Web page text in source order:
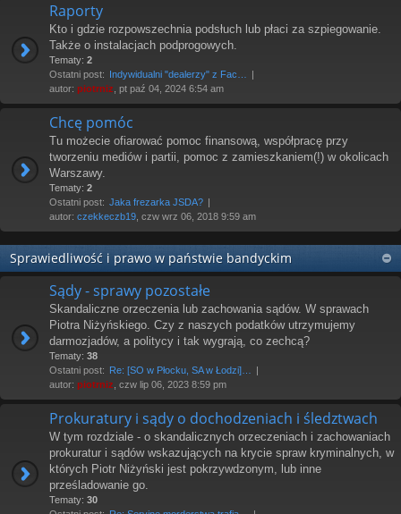
Raporty
Kto i gdzie rozpowszechnia podsłuch lub płaci za szpiegowanie.
Także o instalacjach podprogowych.
Tematy: 2
Ostatni post: Indywidualni "dealerzy" z Fac…
autor: piotrniz , pt paź 04, 2024 6:54 am
Chcę pomóc
Tu możecie ofiarować pomoc finansową, współpracę przy
tworzeniu mediów i partii, pomoc z zamieszkaniem(!) w okolicach
Warszawy.
Tematy: 2
Ostatni post: Jaka frezarka JSDA?
autor: czekkeczb19 , czw wrz 06, 2018 9:59 am
Sprawiedliwość i prawo w państwie bandyckim
Sądy - sprawy pozostałe
Skandaliczne orzeczenia lub zachowania sądów. W sprawach
Piotra Niżyńskiego. Czy z naszych podatków utrzymujemy
darmozjadów, a politycy i tak wygrają, co zechcą?
Tematy: 38
Ostatni post: Re: [SO w Płocku, SA w Łodzi]…
autor: piotrniz , czw lip 06, 2023 8:59 pm
Prokuratury i sądy o dochodzeniach i śledztwach
W tym rozdziale - o skandalicznych orzeczeniach i zachowaniach
prokuratur i sądów wskazujących na krycie spraw kryminalnych, w
których Piotr Niżyński jest pokrzywdzonym, lub inne
prześladowanie go.
Tematy: 30